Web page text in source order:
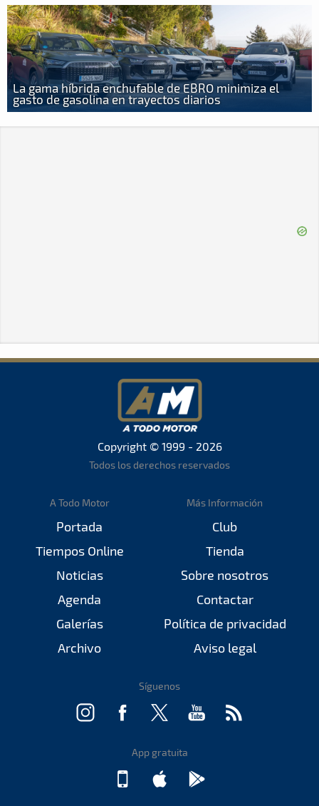
La gama híbrida enchufable de EBRO minimiza el
gasto de gasolina en trayectos diarios
Copyright © 1999 - 2026
Todos los derechos reservados
A Todo Motor
Portada
Tiempos Online
Noticias
Agenda
Galerías
Archivo
Más Información
Club
Tienda
Sobre nosotros
Contactar
Política de privacidad
Aviso legal
Síguenos
App gratuita